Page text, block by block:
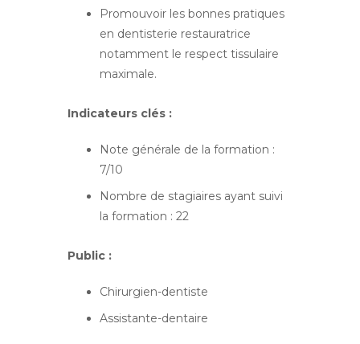
Promouvoir les bonnes pratiques
en dentisterie restauratrice
notamment le respect tissulaire
maximale.
Indicateurs clés :
Note générale de la formation :
7/10
Nombre de stagiaires ayant suivi
la formation : 22
Public :
Chirurgien-dentiste
Assistante-dentaire